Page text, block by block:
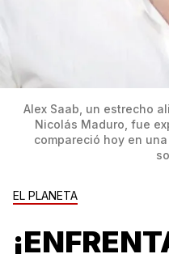
EL PLANETA
Alex Saab, un estrecho
Nicolás Maduro, fue
compareció hoy en